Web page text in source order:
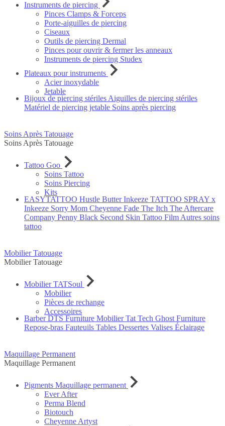
Instruments de piercing
Pinces Clamps & Forceps
Porte-aiguilles de piercing
Ciseaux
Outils de piercing Dermal
Pinces pour ouvrir & fermer les anneaux
Instruments de piercing Studex
Plateaux pour instruments
Acier inoxydable
Jetable
Bijoux de piercing stériles Aiguilles de piercing stériles
Matériel de piercing jetable Soins après piercing
Soins Après Tatouage
Soins Après Tatouage
Tattoo Goo
Soins Tattoo
Soins Piercing
Kits
EASYTATTOO Hustle ButterInkeeze TATTOO SPRAY x
Inkeeze Sorry Mom Cheyenne Fade The Itch The Aftercare
Company Penny Black Second Skin Tattoo Film Autres soins
tattoo
Mobilier Tatouage
Mobilier Tatouage
Mobilier TATSoul
Mobilier
Pièces de rechange
Accessoires
Barber DTS Furniture Mobilier Tat Tech Ghost Furniture
Repose-bras Fauteuils Tables Dessertes Valises Éclairage
Maquillage Permanent
Maquillage Permanent
Pigments Maquillage permanent
Ever After
Perma Blend
Biotouch
Cheyenne Artyst